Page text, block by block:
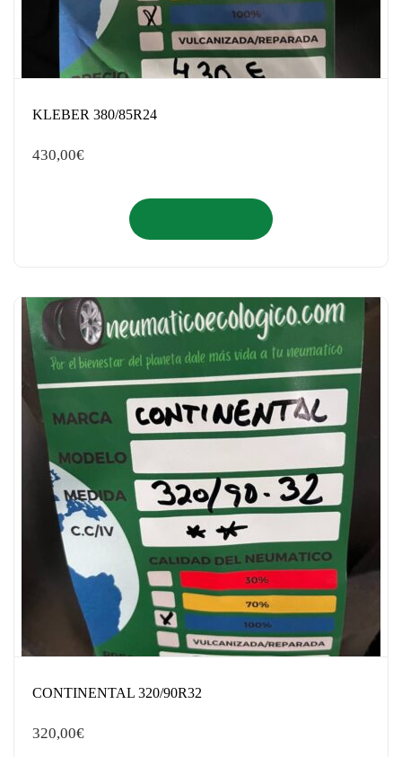
KLEBER 380/85R24
430,00€
CONTINENTAL 320/90R32
320,00€